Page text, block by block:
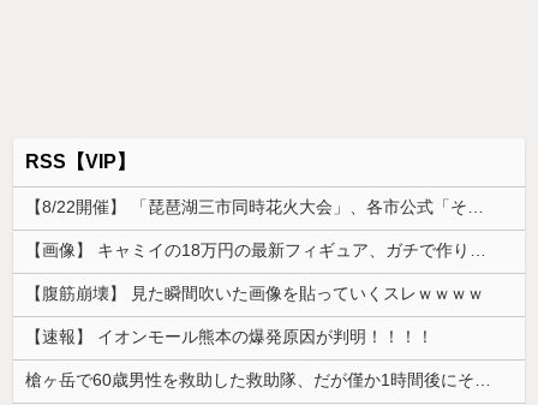
RSS【VIP】
【腹筋崩壊】 見た瞬間吹いた画像を貼っていくスレｗｗｗｗ
【速報】 イオンモール熊本の爆発原因が判明！！！！